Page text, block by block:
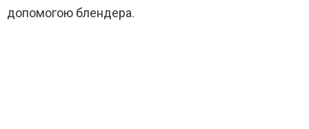
допомогою блендера.